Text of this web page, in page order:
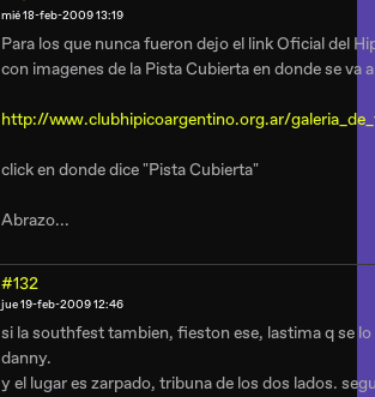
mié 18-feb-2009 13:19
Para los que nunca fueron dejo el link Oficial del
con imagenes de la Pista Cubierta en donde se va
http://www.clubhipicoargentino.org.ar/
click en donde dice "Pista Cubierta"
Abrazo...
#132
jue 19-feb-2009 12:46
si la southfest tambien, fieston ese, lastima q se lo
danny.
y el lugar es zarpado, tribuna de los dos lados.